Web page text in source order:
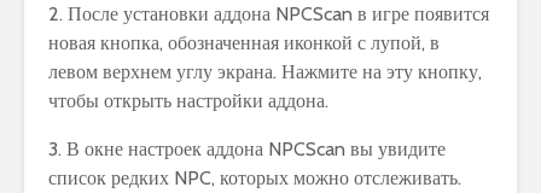
2. После установки аддона NPCScan в игре появится
новая кнопка, обозначенная иконкой с лупой, в
левом верхнем углу экрана. Нажмите на эту кнопку,
чтобы открыть настройки аддона.
3. В окне настроек аддона NPCScan вы увидите
список редких NPC, которых можно отслеживать.